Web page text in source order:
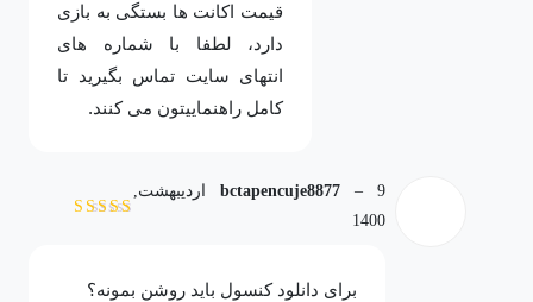
قیمت اکانت ها بستگی به بازی
دارد، لطفا با شماره های
انتهای سایت تماس بگیرید تا
کامل راهنماییتون می کنند.
bctapencuje8877 –
9 اردیبهشت,
1400
برای دانلود کنسول باید روشن بمونه؟